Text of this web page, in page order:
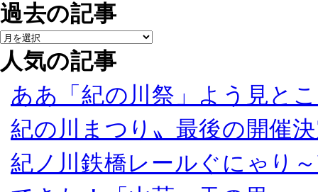
過去の記事
人気の記事
ああ「紀の川祭」よう見と
紀の川まつり〟最後の開催
紀ノ川鉄橋レールぐにゃり